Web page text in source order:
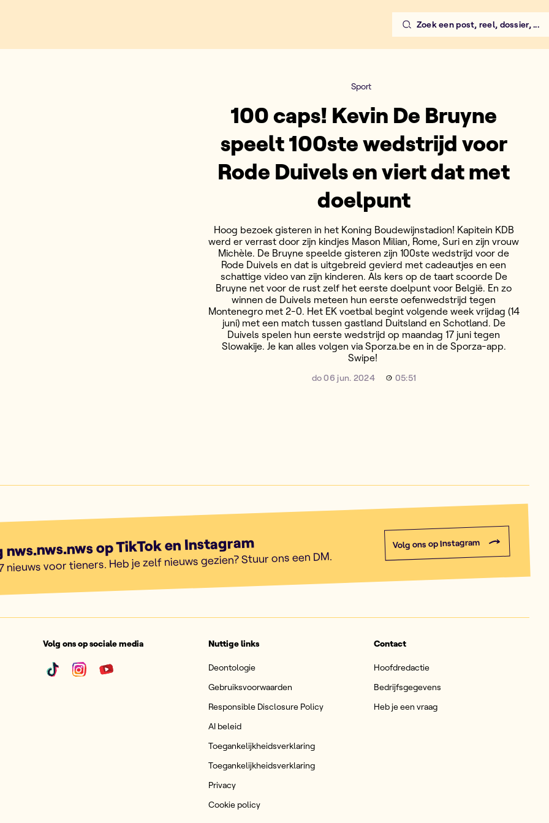
Zoek een post, reel, dossier, ...
Sport
100 caps! Kevin De Bruyne
speelt 100ste wedstrijd voor
Rode Duivels en viert dat met
doelpunt
Hoog bezoek gisteren in het Koning Boudewijnstadion! Kapitein KDB
werd er verrast door zijn kindjes Mason Milian, Rome, Suri en zijn vrouw
Michèle. De Bruyne speelde gisteren zijn 100ste wedstrijd voor de
Rode Duivels en dat is uitgebreid gevierd met cadeautjes en een
schattige video van zijn kinderen. Als kers op de taart scoorde De
Bruyne net voor de rust zelf het eerste doelpunt voor België. En zo
winnen de Duivels meteen hun eerste oefenwedstrijd tegen
Montenegro met 2-0. Het EK voetbal begint volgende week vrijdag (14
juni) met een match tussen gastland Duitsland en Schotland. De
Duivels spelen hun eerste wedstrijd op maandag 17 juni tegen
Slowakije. Je kan alles volgen via Sporza.be en in de Sporza-app.
Swipe!
do 06 jun. 2024 05:51
nws.nws.nws op TikTok en Instagram
nieuws voor tieners. Heb je zelf nieuws gezien? Stuur ons een DM.
Volg ons op Instagram
Volg ons op sociale media Nuttige links
Deontologie
Gebruiksvoorwaarden
Responsible Disclosure Policy
AI beleid
Toegankelijkheidsverklaring
Toegankelijkheidsverklaring
Privacy
Cookie policy
Contact
Hoofdredactie
Bedrijfsgegevens
Heb je een vraag